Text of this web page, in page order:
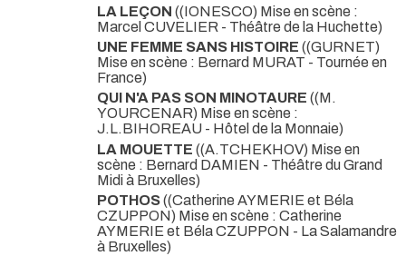
LA LEÇON ((IONESCO) Mise en scène :
Marcel CUVELIER - Théâtre de la Huchette)
UNE FEMME SANS HISTOIRE ((GURNET)
Mise en scène : Bernard MURAT - Tournée en
France)
QUI N'A PAS SON MINOTAURE ((M.
YOURCENAR) Mise en scène :
J.L.BIHOREAU - Hôtel de la Monnaie)
LA MOUETTE ((A.TCHEKHOV) Mise en
scène : Bernard DAMIEN - Théâtre du Grand
Midi à Bruxelles)
POTHOS((Catherine AYMERIE et Béla
CZUPPON) Mise en scène : Catherine
AYMERIE et Béla CZUPPON - La Salamandre
à Bruxelles)